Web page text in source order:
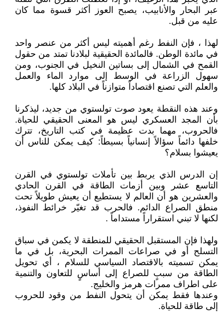
عبر البحار والأنابيب، يصبح العوز أكثر قسوة مما كان
عليه من قبل.
لهذا ، فإن النفط رغم أهميته ليس أكثر من عنصر واحد
في مائدة الوطن. فالمائدة الحقيقية لبلادنا تمتد من حقول
القمح في الشمال إلى بساتين النخيل في الجنوب، ومن
سهول الزراعة في الوسط إلى موارد الماء والعمل
والعلم التي تصنع اقتصاداً متوازناً في البلاد كلها.
وعند هذه النقطة يعود صوت تولستوي من جديد، ليذكرنا
بأن المجد العسكري ليس هو المعنى الحقيقي للحياة.
فالحروب، مهما بدت عظيمة في كتب التاريخ، تترك
خلفها دائماً سؤالاً إنسانياً بسيطاً: كيف يمكن للناس أن
يعيشوا بسلام؟
إن الدرس الذي يربط بين تأملات تولستوي في القرن
التاسع عشر وبين أزمات الطاقة في القرن الحادي
والعشرين هو أن العالم لا يستطيع أن يعيش طويلاً تحت
منطق الصراع الدائم. فالحرب قد تغيّر خرائط النفوذ،
لكنها لا تبني استقراراً مستداماً .
ولهذا فإن المستقبل الحقيقي للمنطقة لا يكمن في سباق
التسلح أو في صراعات الممرات البحرية، بل في ما
يمكن تسميته بالاقتصاد السياسي للسلام ، أي تحويل
الطاقة من سببٍ للصراع إلى أساسٍ للتعاون والتنمية
على اطراف ممرات هرمز والخليج.
وعندها فقط يمكن أن يتحول النفط من وقود للحروب
إلى طاقة للحياة.